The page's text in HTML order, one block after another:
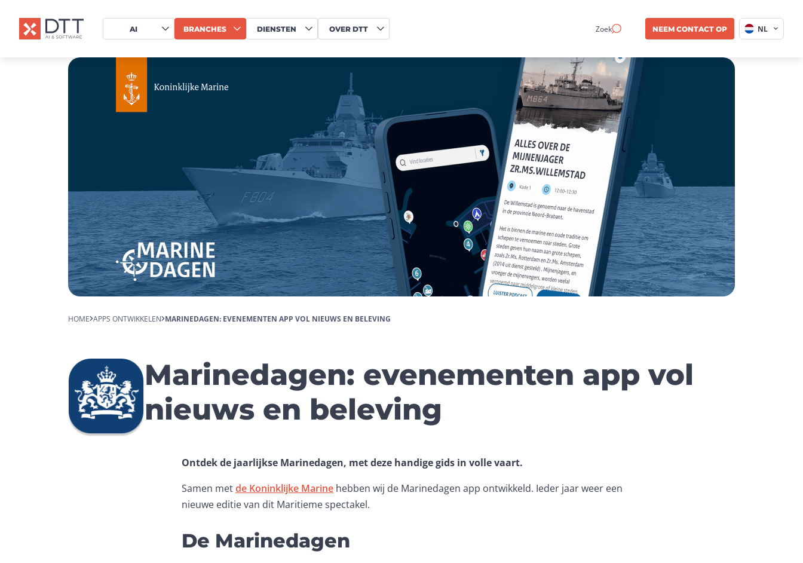
AI BRANCHES DIENSTEN OVER DTT Zoek NEEM CONTACT OP NL
HOME APPS ONTWIKKELEN MARINEDAGEN: EVENEMENTEN APP VOL NIEUWS EN BELEVING
Marinedagen: evenementen app vol
nieuws en beleving
Ontdek de jaarlijkse Marinedagen, met deze handige gids in volle vaart.
Samen met de Koninklijke Marine hebben wij de Marinedagen app ontwikkeld. Ieder jaar weer een
nieuwe editie van dit Maritieme spectakel.
De Marinedagen